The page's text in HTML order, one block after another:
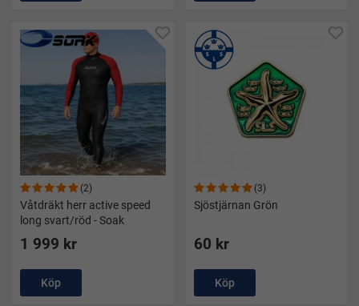
(2)
Våtdräkt herr active speed
long svart/röd - Soak
1 999 kr
Köp
(3)
Sjöstjärnan Grön
60 kr
Köp